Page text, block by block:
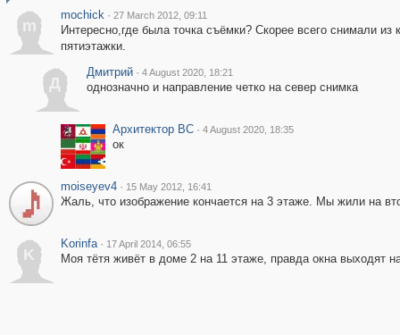
m
mochick · 27 March 2012, 09:11
Интересно,где была точка съёмки? Скорее всего снимали из
пятиэтажки.
Д
Дмитрий · 4 August 2020, 18:21
однозначно и направление четко на север снимка
Архитектор ВС · 4 August 2020, 18:35
ок
moiseyev4 · 15 May 2012, 16:41
Жаль, что изображение кончается на 3 этаже. Мы жили на
K
Korinfa · 17 April 2014, 06:55
Моя тётя живёт в доме 2 на 11 этаже, правда окна выходят